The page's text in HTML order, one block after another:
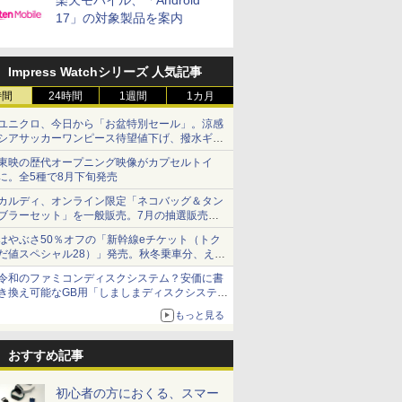
17」の対象製品を案内
Impress Watchシリーズ 人気記事
24時間 1週間 1カ月
ニクロ、今日から「お盆特別セール」。涼感
アサッカーワンピース待望値下げ、撥水ギア
ョーツは1990円に
映の歴代オープニング映像がカプセルトイ
。全5種で8月下旬発売
ルディ、オンライン限定「ネコバッグ＆タン
ラーセット」を一般販売。7月の抽選販売の
選無効分
やぶさ50％オフの「新幹線eチケット（トク
値スペシャル28）」発売。秋冬乗車分、えき
っと限定
和のファミコンディスクシステム？安価に書
換え可能なGB用「しましまディスクシステ
もっと見る
おすすめ記事
初心者の方におくる、スマー